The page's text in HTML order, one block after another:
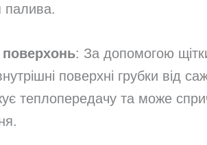
палива.
поверхонь: За допомогою
поверхні грубки від
теплопередачу та може